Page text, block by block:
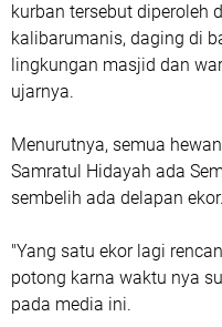
kurban tersebut diperoleh
kalibarumanis, daging di
lingkungan masjid dan
ujarnya.
Menurutnya, semua
Samratul Hidayah ada
sembelih ada delapan ekor.
"Yang satu ekor lagi
potong karna waktu nya
pada media ini.